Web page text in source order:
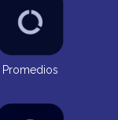
Promedios